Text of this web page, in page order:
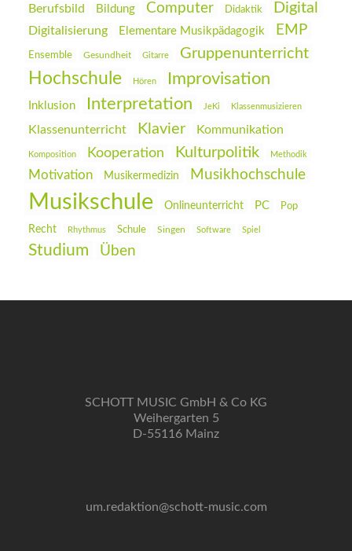
Berufsbild Bildung Computer Didaktik Digital
Digitalisierung Elementare Musikpädagogik EMP
Ensemble Gesundheit Gitarre Gruppenunterricht
Hochschule Hören Improvisation
Inklusion Interpretation JeKi Klassenmusizieren
Klassenunterricht Klavier Kommunikation
Komposition Kooperation Kulturpolitik Methodik
Motivation Musikermedizin Musikhochschule
Musikschule Onlineunterricht PC Pop
Recht Rhythmus Schule Singen Software Spiel
Studium Üben
SCHOTT MUSIC GmbH & Co KG
Weihergarten 5
D-55116 Mainz
um.redaktion@schott-music.com